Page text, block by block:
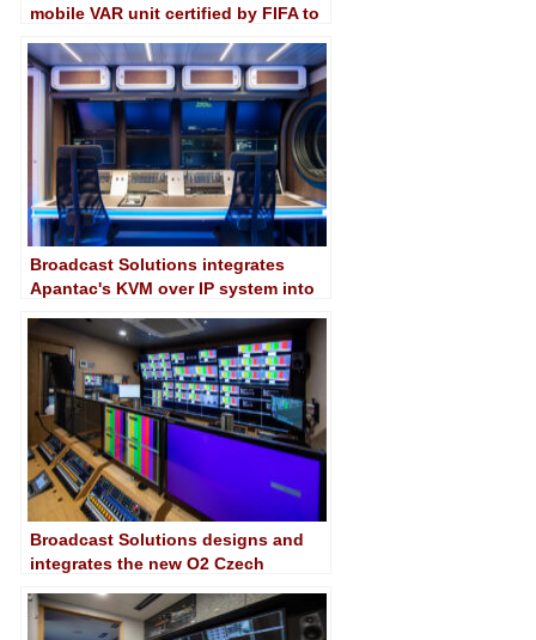
mobile VAR unit certified by FIFA to
Broadcast Solutions integrates
Apantac's KVM over IP system into
Broadcast Solutions designs and
integrates the new O2 Czech